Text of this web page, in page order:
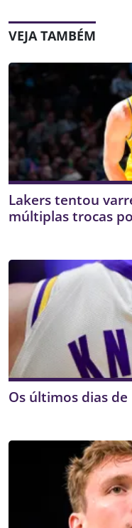
VEJA TAMBÉM
Lakers tentou
múltiplas trocas
Os últimos dias